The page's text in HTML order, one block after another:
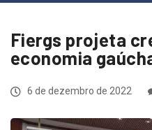
Fiergs projeta
economia
6 de dezembro de 2022